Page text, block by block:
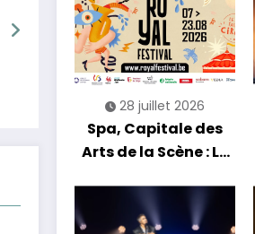
découvertes et
énergie reggae
28 juillet 2026
Spa, Capitale des
Arts de la Scène : Le